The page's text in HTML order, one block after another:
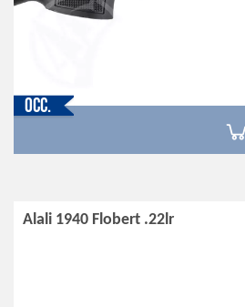
Occ.
Alali 1940 Flobert .22lr